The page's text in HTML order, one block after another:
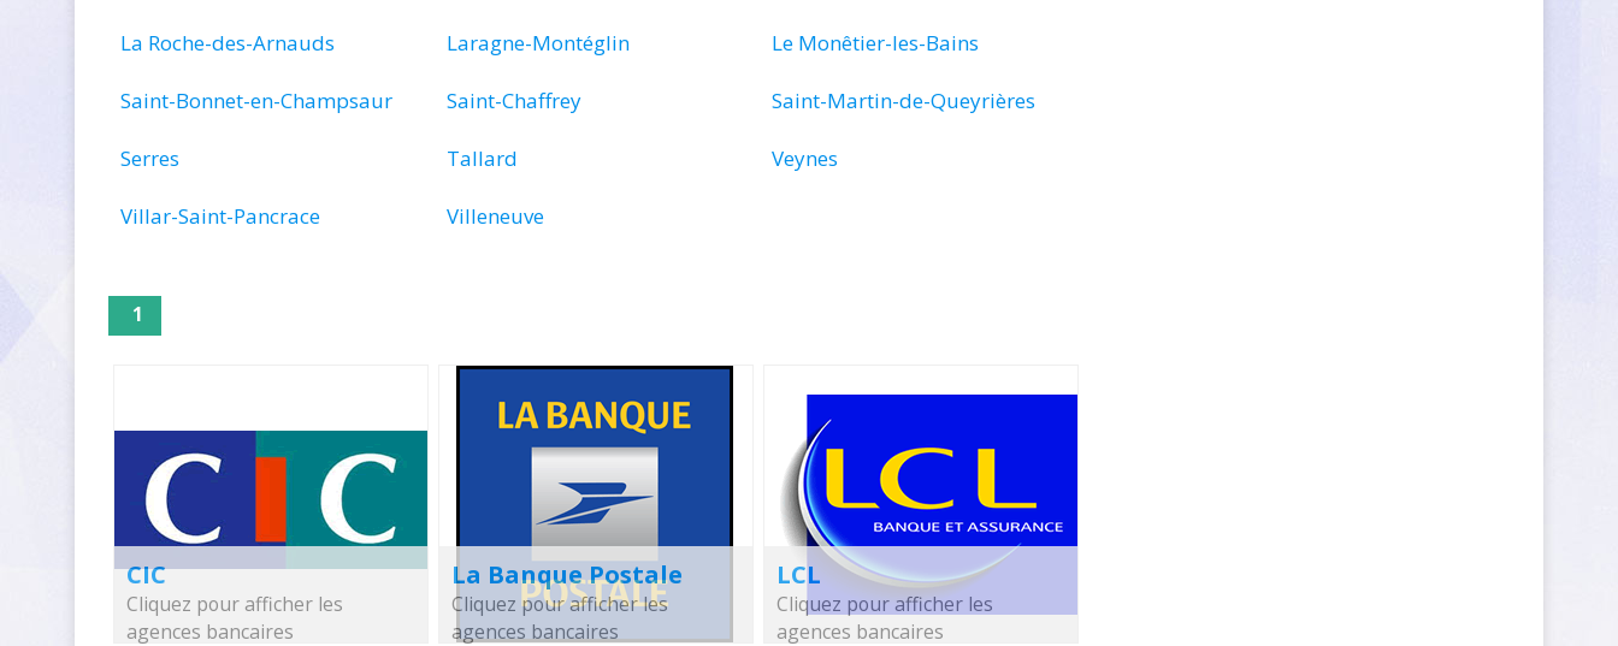
La Roche-des-Arnauds Laragne-Montéglin Le Monêtier-les-Bains
Saint-Bonnet-en-Champsaur Saint-Chaffrey Saint-Martin-de-Queyrières
Serres Tallard Veynes
Villar-Saint-Pancrace Villeneuve
1
CIC
Cliquez pour afficher les
agences bancaires
La Banque Postale
Cliquez pour afficher les
agences bancaires
LCL
Cliquez pour afficher les
agences bancaires